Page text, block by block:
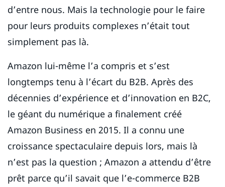
d’entre nous. Mais la technologie pour le faire
pour leurs produits complexes n’était tout
simplement pas là.
Amazon lui-même l’a compris et s’est
longtemps tenu à l’écart du B2B. Après des
décennies d’expérience et d’innovation en B2C,
le géant du numérique a finalement créé
Amazon Business en 2015. Il a connu une
croissance spectaculaire depuis lors, mais là
n’est pas la question ; Amazon a attendu d’être
prêt parce qu’il savait que l’e-commerce B2B